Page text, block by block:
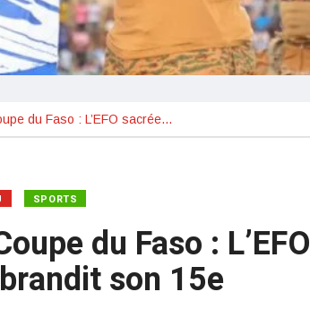
du Faso : L’EFO sacrée…
SPORTS
du Faso : L’EFO
son 15e